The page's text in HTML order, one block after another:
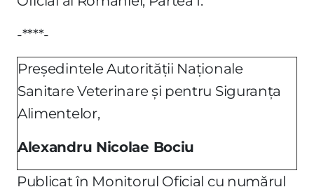
-****-
Preşedintele Autorităţii Naţionale
Sanitare Veterinare şi pentru Siguranţa
Alimentelor,
Alexandru Nicolae Bociu
Publicat în Monitorul Oficial cu numărul